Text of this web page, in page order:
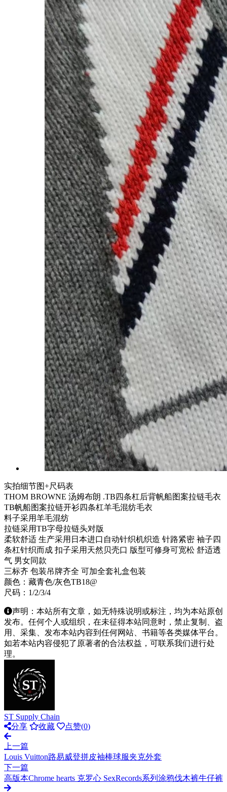
实拍细节图+尺码表
THOM BROWNE 汤姆布朗 .TB四条杠后背帆船图案拉链毛衣
TB帆船图案拉链开衫四条杠羊毛混纺毛衣
料子采用羊毛混纺
拉链采用TB字母拉链头对版
柔软舒适 生产采用日本进口自动针织机织造 针路紧密 袖子四
条杠针织而成 扣子采用天然贝壳口 版型可修身可宽松 舒适透
气 男女同款
三标齐 包装吊牌齐全 可加全套礼盒包装
颜色：藏青色/灰色TB18@
尺码：1/2/3/4
声明：本站所有文章，如无特殊说明或标注，均为本站原创
发布。任何个人或组织，在未征得本站同意时，禁止复制、盗
用、采集、发布本站内容到任何网站、书籍等各类媒体平台。
如若本站内容侵犯了原著者的合法权益，可联系我们进行处
理。
ST Supply Chain
分享
收藏 点赞(0)
上一篇
Louis Vuitton路易威登拼皮袖棒球服夹克外套
下一篇
高版本Chrome hearts 克罗心 SexRecords系列涂鸦伐木裤牛仔裤